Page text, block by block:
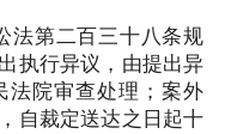
第二百三十八条规
执行异议，由提出异
法院审查处理；案外
自裁定送达之日起十